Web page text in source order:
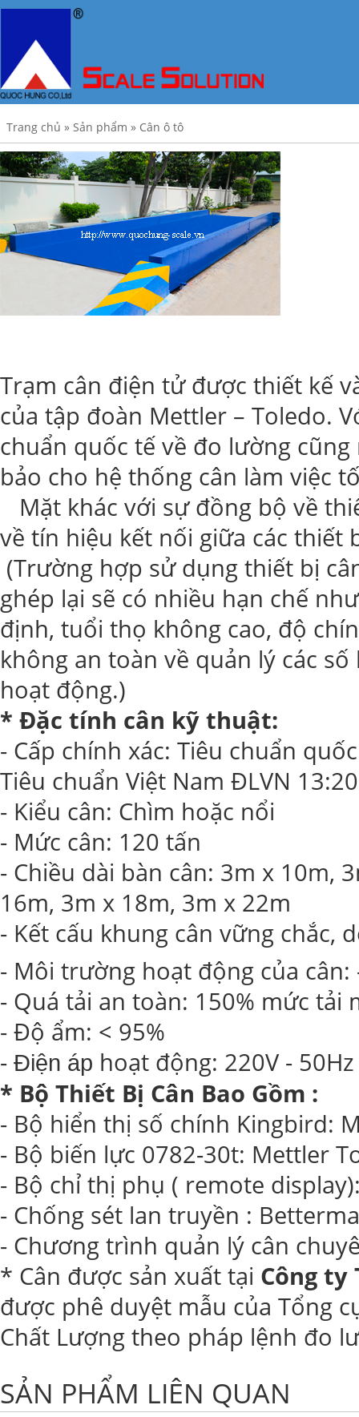
Trang chủ » Sản phẩm » Cân ô tô
Trạm cân điện tử được thiết kế
của tập đoàn Mettler – Toledo.
chuẩn quốc tế về đo lường
bảo cho hệ thống cân làm việc
Mặt khác với sự đồng bộ về
về tín hiệu kết nối giữa các thiết
(Trường hợp sử dụng thiết bị
ghép lại sẽ có nhiều hạn chế
định, tuổi thọ không cao, độ
không an toàn về quản lý các
hoạt động.)
* Đặc tính cân kỹ thuật:
- Cấp chính xác: Tiêu chuẩn
Tiêu chuẩn Việt Nam ĐLVN
- Kiểu cân: Chìm hoặc nổi
- Mức cân: 120 tấn
- Chiều dài bàn cân: 3m x 10m,
16m, 3m x 18m, 3m x 22m
- Kết cấu khung cân vững chắc,
- Môi trường hoạt động của cân:
- Quá tải an toàn: 150% mức tải
- Độ ẩm: < 95%
- Điện áp hoạt động: 220V - 50Hz
* Bộ Thiết Bị Cân Bao Gồm :
- Bộ hiển thị số chính Kingbird:
- Bộ biến lực 0782-30t: Mettler
- Bộ chỉ thị phụ ( remote
- Chống sét lan truyền :
- Chương trình quản lý cân
* Cân được sản xuất tại Công ty
được phê duyệt mẫu của Tổng
Chất Lượng theo pháp lệnh đo
SẢN PHẨM LIÊN QUAN